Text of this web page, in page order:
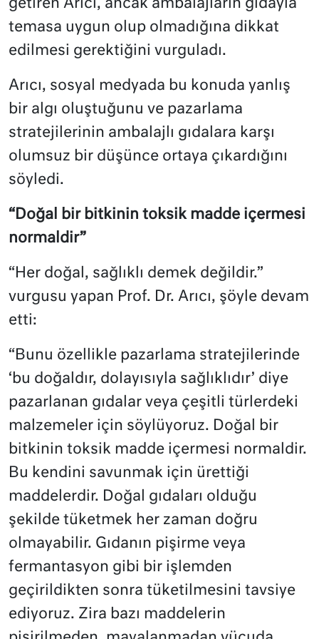
getiren Arıcı, ancak ambalajların gıdayla
temasa uygun olup olmadığına dikkat
edilmesi gerektiğini vurguladı.
Arıcı, sosyal medyada bu konuda yanlış
bir algı oluştuğunu ve pazarlama
stratejilerinin ambalajlı gıdalara karşı
olumsuz bir düşünce ortaya çıkardığını
söyledi.
“Doğal bir bitkinin toksik madde içermesi
normaldir”
“Her doğal, sağlıklı demek değildir.”
vurgusu yapan Prof. Dr. Arıcı, şöyle devam
etti:
“Bunu özellikle pazarlama stratejilerinde
‘bu doğaldır, dolayısıyla sağlıklıdır’ diye
pazarlanan gıdalar veya çeşitli türlerdeki
malzemeler için söylüyoruz. Doğal bir
bitkinin toksik madde içermesi normaldir.
Bu kendini savunmak için ürettiği
maddelerdir. Doğal gıdaları olduğu
şekilde tüketmek her zaman doğru
olmayabilir. Gıdanın pişirme veya
fermantasyon gibi bir işlemden
geçirildikten sonra tüketilmesini tavsiye
ediyoruz. Zira bazı maddelerin